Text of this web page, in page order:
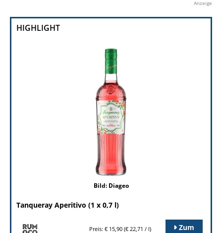
Anzeige
HIGHLIGHT
Bild: Diageo
Tanqueray Aperitivo (1 x 0,7 l)
Preis: € 15,90 (€ 22,71 / l)
Zum